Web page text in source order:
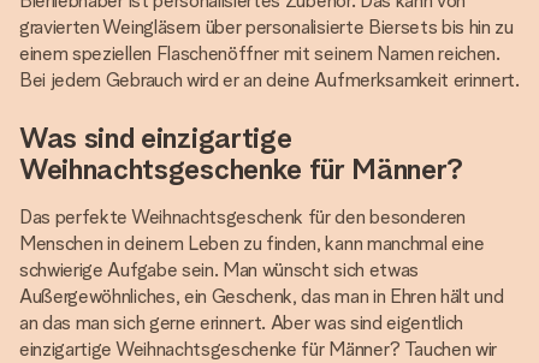
gravierten Weingläsern über personalisierte Biersets bis hin zu
einem speziellen Flaschenöffner mit seinem Namen reichen.
Bei jedem Gebrauch wird er an deine Aufmerksamkeit erinnert.
Was sind einzigartige
Weihnachtsgeschenke für Männer?
Das perfekte Weihnachtsgeschenk für den besonderen
Menschen in deinem Leben zu finden, kann manchmal eine
schwierige Aufgabe sein. Man wünscht sich etwas
Außergewöhnliches, ein Geschenk, das man in Ehren hält und
an das man sich gerne erinnert. Aber was sind eigentlich
einzigartige Weihnachtsgeschenke für Männer? Tauchen wir